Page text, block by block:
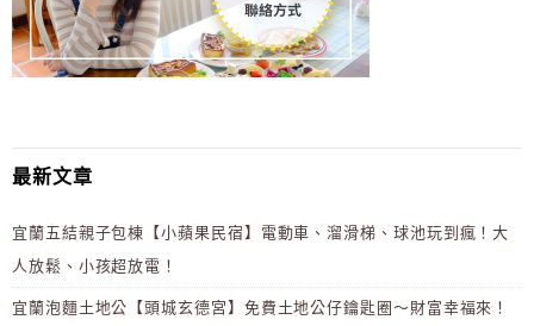
最新文章
宜蘭五結親子包棟【小蘋果民宿】電動車、溜滑梯、球池玩到瘋！大
人放鬆、小孩超放電！
宜蘭泡麵土地公【頭城玄德宮】免費土地公仔鑰匙圈～財富幸福來！